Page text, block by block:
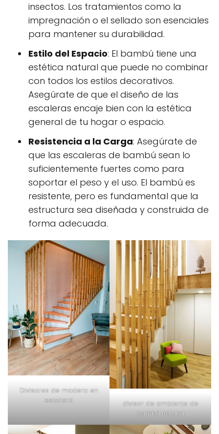
insectos. Los tratamientos como la
impregnación o el sellado son esenciales
para mantener su durabilidad.
Estilo del Espacio: El bambú tiene una
estética natural que puede no combinar
con todos los estilos decorativos.
Asegúrate de que el diseño de las
escaleras encaje bien con la estética
general de tu hogar o espacio.
Resistencia a la Carga: Asegúrate de
que las escaleras de bambú sean lo
suficientemente fuertes como para
soportar el peso y el uso. El bambú es
resistente, pero es fundamental que la
estructura sea diseñada y construida de
forma adecuada.
Divisores de madera en
escalera
divisor de ambiente de
bambú natural